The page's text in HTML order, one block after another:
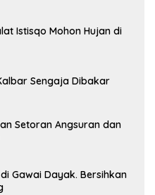
Istisqo Mohon Hujan di
Sengaja Dibakar
Setoran Angsuran dan
Gawai Dayak. Bersihkan